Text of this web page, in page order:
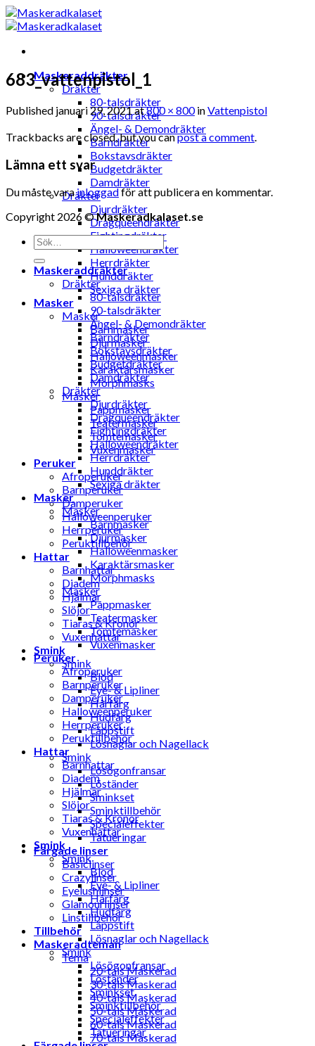
Skip
to
Maskeraddräkter
Dräkter
80-talsdräkter
90-talsdräkter
Ängel- & Demondräkter
Barndräkter
Bokstavsdräkter
Budgetdräkter
Damdräkter
Dräkter
Djurdräkter
Dragqueendräkter
Fightingdräkter
Halloweendräkter
Herrdräkter
Hunddräkter
Sexiga dräkter
Masker
Masker
Barnmasker
Djurmasker
Halloweenmasker
Karaktärsmasker
Morphmasks
Masker
Pappmasker
Teatermasker
Tomtemasker
Vuxenmasker
Peruker
Afroperuker
Barnperuker
Damperuker
Halloweenperuker
Herrperuker
Peruktillbehör
Hattar
Barnhattar
Diadem
Hjälmar
Slöjor
Tiaras & Kronor
Vuxenhattar
Smink
Smink
Blod
Eye- & Lipliner
Hårfärg
Hudfärg
Läppstift
Lösnaglar och Nagellack
Smink
Lösögonfransar
Löständer
Sminkset
Sminktillbehör
Specialeffekter
Tatueringar
Färgade linser
Basiclinser
Crazylinser
Eyelushlinser
Glamourlinser
Linstillbehör
Tillbehör
Maskeradteman
Tema
20-tals Maskerad
30-tals Maskerad
40-tals Maskerad
50-tals Maskerad
60-tals Maskerad
70-tals Maskerad
683_vattenpistol_1
Published januari 29, 2021at800 × 800inVattenpistol
Trackbacks are closed, but you canpost a comment.
Lämna ett svar
Du måste varainloggadför att publicera en kommentar.
Copyright 2026 ©Maskeradkalaset.se
Sök
efter:
Maskeraddräkter
Dräkter
80-talsdräkter
90-talsdräkter
Ängel- & Demondräkter
Barndräkter
Bokstavsdräkter
Budgetdräkter
Damdräkter
Dräkter
Djurdräkter
Dragqueendräkter
Fightingdräkter
Halloweendräkter
Herrdräkter
Hunddräkter
Sexiga dräkter
Masker
Masker
Barnmasker
Djurmasker
Halloweenmasker
Karaktärsmasker
Morphmasks
Masker
Pappmasker
Teatermasker
Tomtemasker
Vuxenmasker
Peruker
Afroperuker
Barnperuker
Damperuker
Halloweenperuker
Herrperuker
Peruktillbehör
Hattar
Barnhattar
Diadem
Hjälmar
Slöjor
Tiaras & Kronor
Vuxenhattar
Smink
Smink
Blod
Eye- & Lipliner
Hårfärg
Hudfärg
Läppstift
Lösnaglar och Nagellack
Smink
Lösögonfransar
Löständer
Sminkset
Sminktillbehör
Specialeffekter
Tatueringar